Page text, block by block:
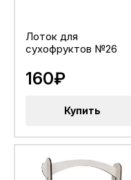
Лоток для
сухофруктов №26
160₽
Купить